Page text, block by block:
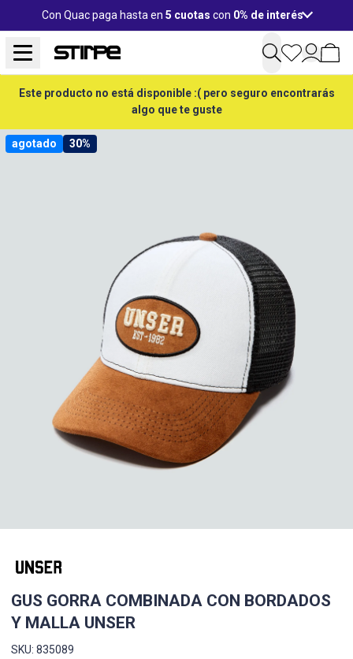
Con Quac paga hasta en 5 cuotas con 0% de interés
Este producto no está disponible :( pero seguro encontrarás
algo que te guste
agotado 30%
GUS GORRA COMBINADA CON BORDADOS
Y MALLA UNSER
SKU: 835089